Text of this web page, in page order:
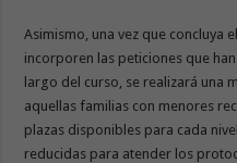
Asimismo, una vez que concluya
incorporen las peticiones que
largo del curso, se realizará una
aquellas familias con menores
plazas disponibles para cada
reducidas para atender los